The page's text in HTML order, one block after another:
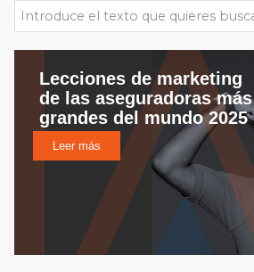
Lecciones de marketing
de las aseguradoras más
grandes del mundo 2025
Leer más